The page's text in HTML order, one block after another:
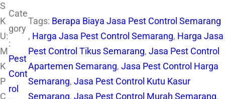
a
n
t
i
t
a
S
K
U:
M
K
P
C
Cate
gory
:
Pest
Cont
rol
Tags: Berapa Biaya Jasa Pest Control Semarang
, Harga Jasa Pest Control Semarang, Harga Jasa
Pest Control Tikus Semarang, Jasa Pest Control
Apartemen Semarang, Jasa Pest Control Harga
Semarang, Jasa Pest Control Kutu Kasur
Semarang, Jasa Pest Control Murah Semarang,